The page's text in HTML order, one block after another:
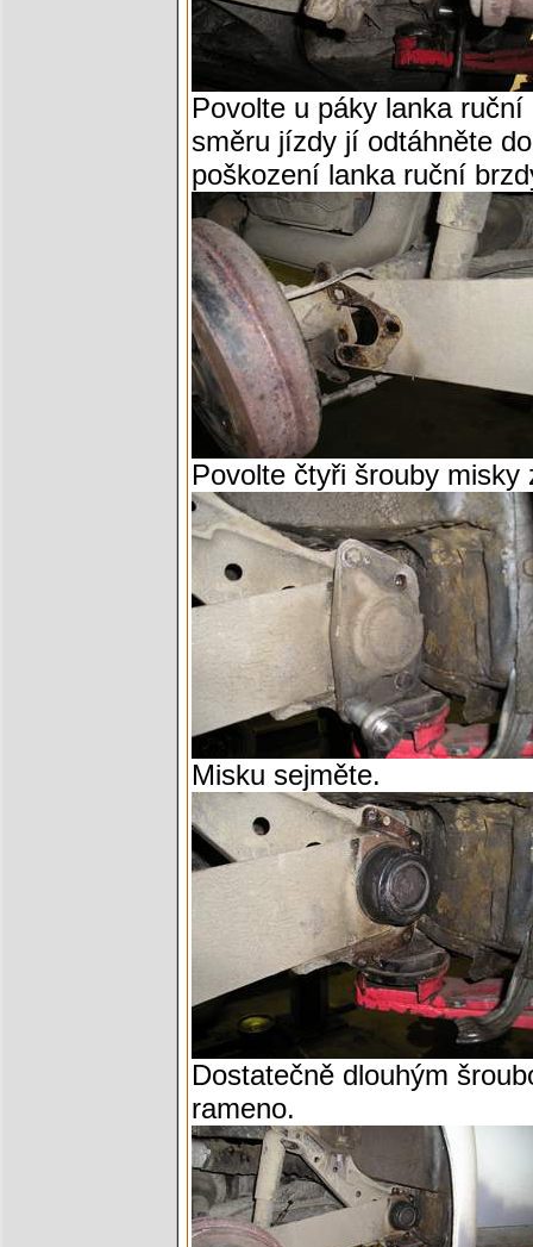
Povolte u páky lanka
směru jízdy jí odtáhněte
poškození lanka ruční
Povolte čtyři šrouby misky
Misku sejměte.
Dostatečně dlouhým
rameno.